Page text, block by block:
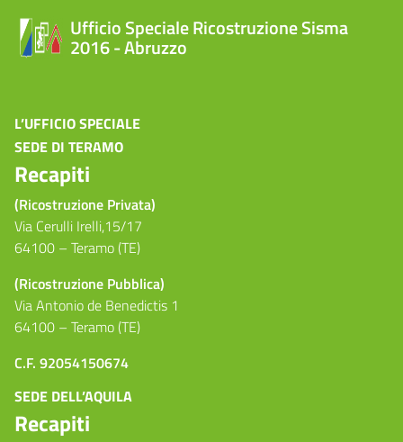
Ufficio Speciale Ricostruzione Sisma
2016 - Abruzzo
L’UFFICIO SPECIALE
SEDE DI TERAMO
Recapiti
(Ricostruzione Privata)
Via Cerulli Irelli,15/17
64100 – Teramo (TE)
(Ricostruzione Pubblica)
Via Antonio de Benedictis 1
64100 – Teramo (TE)
C.F. 92054150674
SEDE DELL’AQUILA
Recapiti